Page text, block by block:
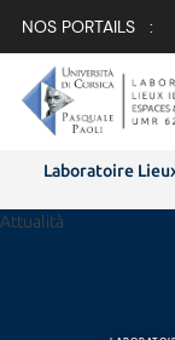
NOS PORTAILS :
Laboratoire
Attualità